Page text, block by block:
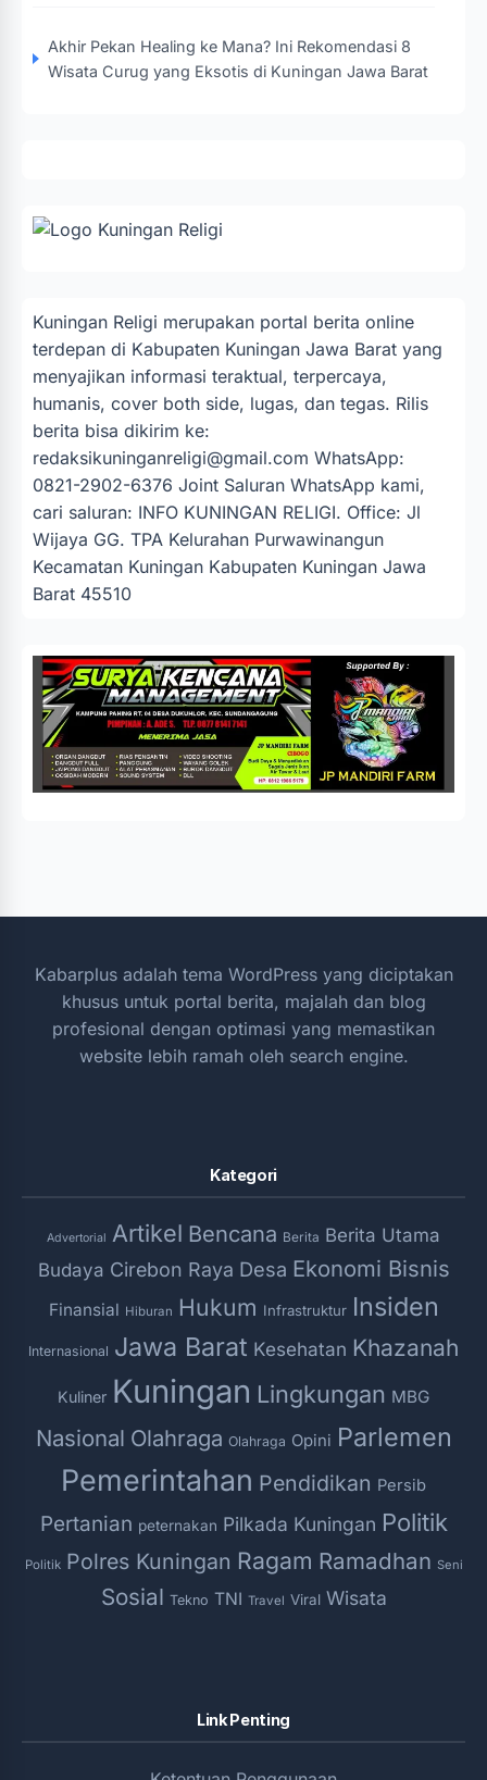
Akhir Pekan Healing ke Mana? Ini Rekomendasi 8
Wisata Curug yang Eksotis di Kuningan Jawa Barat
Kuningan Religi merupakan portal berita online
terdepan di Kabupaten Kuningan Jawa Barat yang
menyajikan informasi teraktual, terpercaya,
humanis, cover both side, lugas, dan tegas. Rilis
berita bisa dikirim ke:
redaksikuninganreligi@gmail.com WhatsApp:
0821-2902-6376 Joint Saluran WhatsApp kami,
cari saluran: INFO KUNINGAN RELIGI. Office: Jl
Wijaya GG. TPA Kelurahan Purwawinangun
Kecamatan Kuningan Kabupaten Kuningan Jawa
Barat 45510
Kabarplus adalah tema WordPress yang diciptakan
khusus untuk portal berita, majalah dan blog
profesional dengan optimasi yang memastikan
website lebih ramah oleh search engine.
Kategori
Advertorial Artikel Bencana Berita Berita Utama
Budaya Cirebon Raya Desa Ekonomi Bisnis
Finansial Hiburan Hukum Infrastruktur Insiden
Internasional Jawa Barat Kesehatan Khazanah
Kuliner Kuningan Lingkungan MBG
Nasional Olahraga Olahraga Opini Parlemen
Pemerintahan Pendidikan Persib
Pertanian peternakan Pilkada Kuningan Politik
Politik Polres Kuningan Ragam Ramadhan Seni
Sosial Tekno TNI Travel Viral Wisata
Link Penting